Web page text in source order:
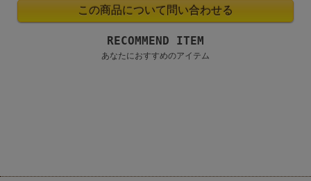
RECOMMEND ITEM
あなたにおすすめのアイテム